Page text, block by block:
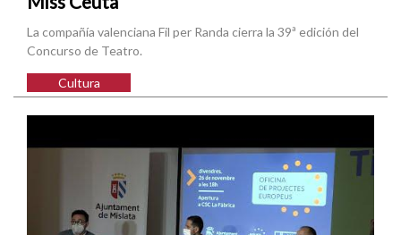
La compañía valenciana Fil per Randa cierra la 39ª edición del
Concurso de Teatro.
Cultura